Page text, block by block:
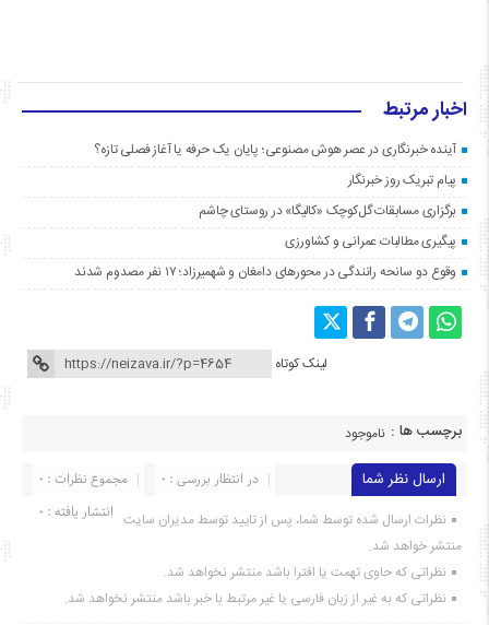
اخبار مرتبط
آینده خبرنگاری در عصر هوش مصنوعی؛ پایان یک حرفه یا آغاز فصلی تازه؟
پیام تبریک روز خبرنگار
برگزاری مسابقات گل‌کوچک «کالیگا» در روستای چاشم
پیگیری مطالبات عمرانی و کشاورزی
وقوع دو سانحه رانندگی در محورهای دامغان و شهمیرزاد؛ ۱۷ نفر مصدوم شدند
لینک کوتاه
برچسب ها : ناموجود
ارسال نظر شما مجموع نظرات : 0
در انتظار بررسی : 0
انتشار یافته : ۰ نظرات ارسال شده توسط شما، پس از تایید توسط مدیران سایت
منتشر خواهد شد.
نظراتی که حاوی تهمت یا افترا باشد منتشر نخواهد شد.
نظراتی که به غیر از زبان فارسی یا غیر مرتبط با خبر باشد منتشر نخواهد شد.